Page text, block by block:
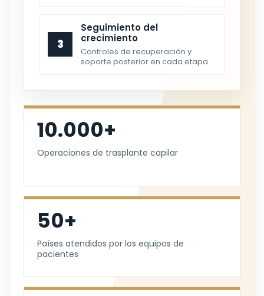
3
Seguimiento del
crecimiento
Controles de recuperación y
soporte posterior en cada etapa.
10.000+
Operaciones de trasplante capilar
50+
Países atendidos por los equipos de
pacientes